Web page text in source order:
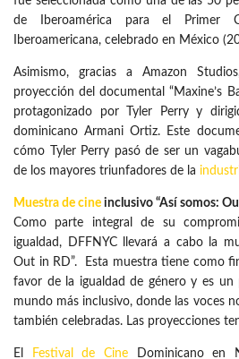
de Iberoamérica para el Primer
Iberoamericana, celebrado en México
Asimismo, gracias a Amazon
proyección del documental “Maxine’s
protagonizado por Tyler Perry y
dominicano Armani Ortiz. Este
cómo Tyler Perry pasó de ser un
de los mayores triunfadores de la
Muestra de cine inclusivo “Así somos:
Como parte integral de su
igualdad, DFFNYC llevará a cabo la
Out in RD”. Esta muestra tiene como
favor de la igualdad de género y es un
mundo más inclusivo, donde las voces
también celebradas. Las proyecciones
El Festival de Cine Dominicano en